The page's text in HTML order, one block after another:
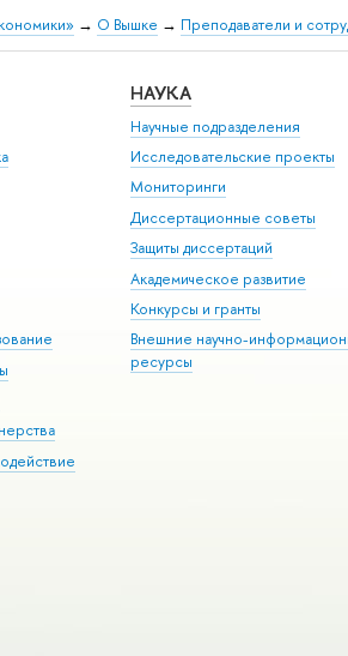
→ О Вышке → Преподаватели и
НАУКА
Научные подразделения
Исследовательские проекты
Мониторинги
Диссертационные советы
Защиты диссертаций
Академическое развитие
Конкурсы и гранты
Внешние научно-
ресурсы